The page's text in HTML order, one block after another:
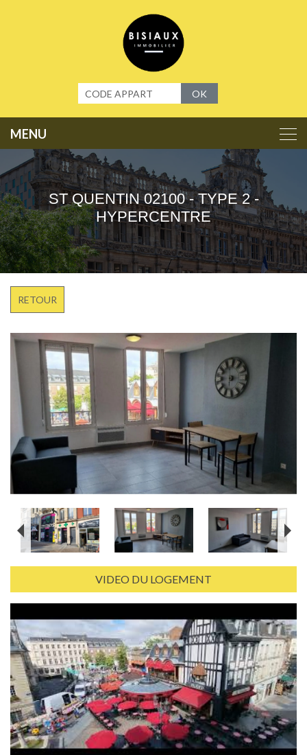
OK
ST QUENTIN 02100 - TYPE 2 -
HYPERCENTRE
RETOUR
VIDEO DU LOGEMENT